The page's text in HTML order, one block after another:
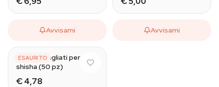
Avvisami Avvisami
ESAURITO
Fogli pretagliati per
shisha (50 pz)
€ 4,78